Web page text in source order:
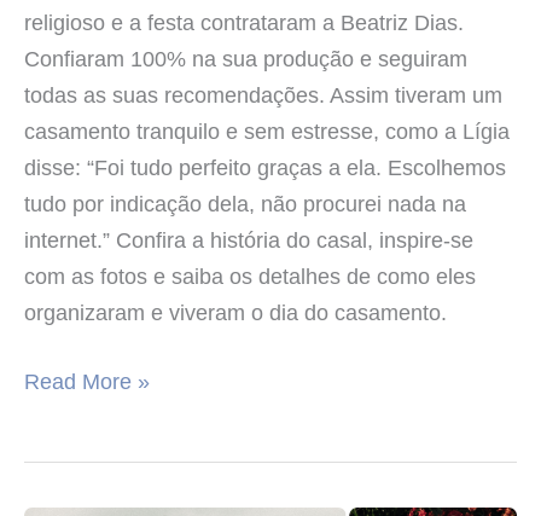
religioso e a festa contrataram a Beatriz Dias.
Confiaram 100% na sua produção e seguiram
todas as suas recomendações. Assim tiveram um
casamento tranquilo e sem estresse, como a Lígia
disse: “Foi tudo perfeito graças a ela. Escolhemos
tudo por indicação dela, não procurei nada na
internet.” Confira a história do casal, inspire-se
com as fotos e saiba os detalhes de como eles
organizaram e viveram o dia do casamento.
Read More »